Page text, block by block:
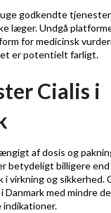
godkendte tjenester
læger. Undgå
for medicinsk
er potentielt farligt.
Cialis i
af dosis og
betydeligt billigere
i virkning og sikkerhed.
med mindre
indikationer.